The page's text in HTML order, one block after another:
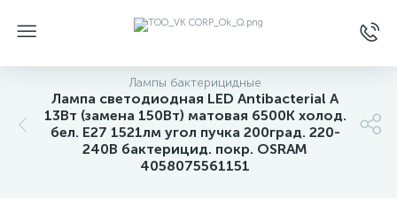
Лампы бактерицидные
Лампа светодиодная LED Antibacterial A
13Вт (замена 150Вт) матовая 6500К холод.
бел. E27 1521лм угол пучка 200град. 220-
240В бактерицид. покр. OSRAM
4058075561151